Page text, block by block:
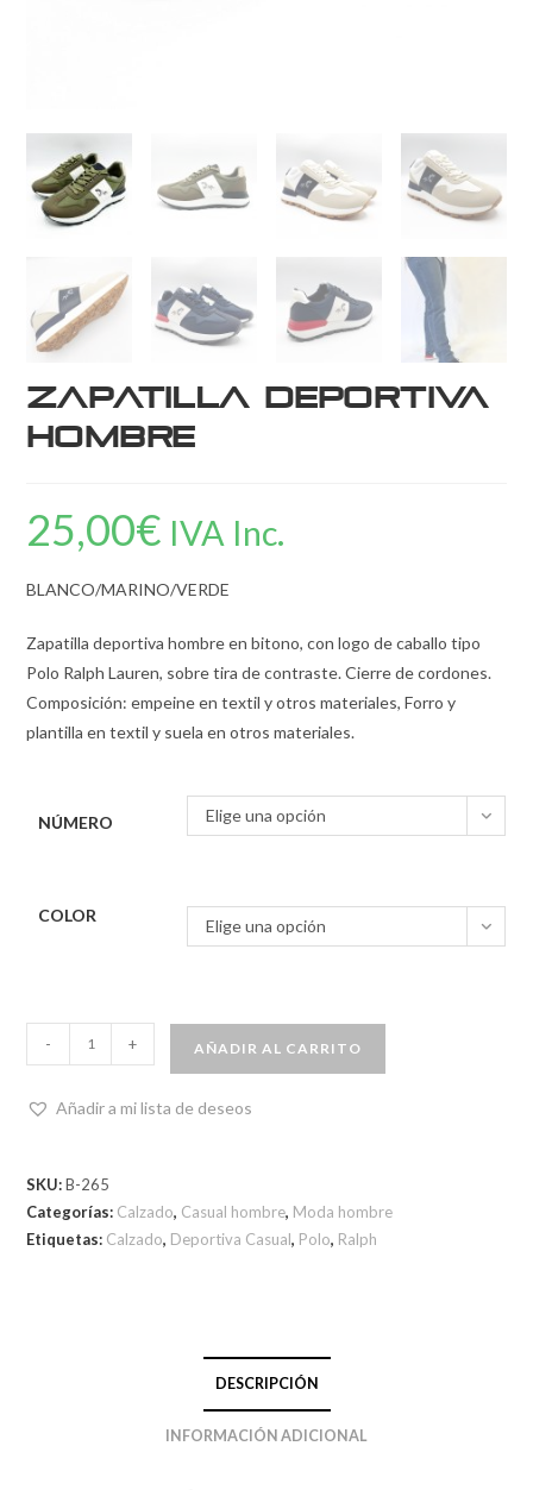
Zapatilla deportiva
hombre
25,00€ IVA Inc.
BLANCO/MARINO/VERDE
Zapatilla deportiva hombre en bitono, con logo de caballo tipo
Polo Ralph Lauren, sobre tira de contraste. Cierre de cordones.
Composición: empeine en textil y otros materiales, Forro y
plantilla en textil y suela en otros materiales.
NÚMERO Elige una opción
COLOR
Elige una opción
- + AÑADIR AL CARRITO
Añadir a mi lista de deseos
SKU:B-265
Categorías: Calzado, Casual hombre, Moda hombre
Etiquetas: Calzado, Deportiva Casual, Polo, Ralph
DESCRIPCIÓN
INFORMACIÓN ADICIONAL